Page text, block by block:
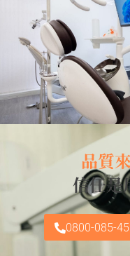
品質
信任是
0800-085-